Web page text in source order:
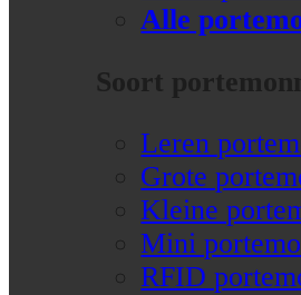
Alle
Soort
Leren
Grote
Kleine
Mini
RFID